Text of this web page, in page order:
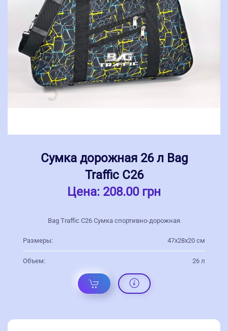
Сумка дорожная 26 л Bag
Traffic С26
Цена: 208.00 грн
Bag Traffic С26 Сумка спортивно-дорожная
Размеры: 47х28х20 см
Объем: 26 л